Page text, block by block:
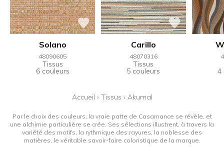
Solano
48090605
Tissus
6 couleurs
Carillo
48070316
Tissus
5 couleurs 4
Accueil › Tissus › Akumal
Par le choix des couleurs, la vraie patte de Casamance se révèle, et
une alchimie particulière se crée. Ses sélections illustrent, à travers la
variété des motifs, la rythmique des rayures, la noblesse des
matières, le véritable savoir-faire coloristique de la marque.